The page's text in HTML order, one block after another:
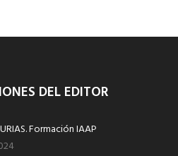
DEL EDITOR
Formación IAAP